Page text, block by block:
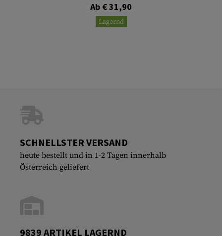
Ab € 31,90
Lagernd
SCHNELLSTER VERSAND
heute bestellt und in 1-2 Tagen innerhalb
Österreich geliefert
9839 ARTIKEL LAGERND